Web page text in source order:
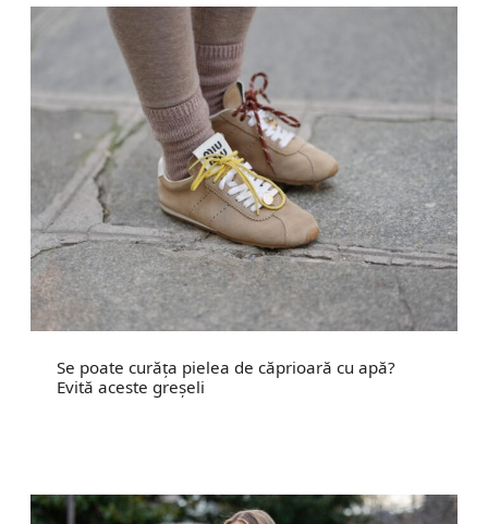
Se poate curăța pielea de căprioară cu apă?
Evită aceste greșeli